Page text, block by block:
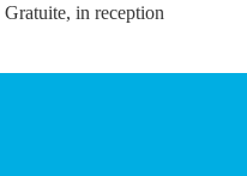
Gratuite, in reception